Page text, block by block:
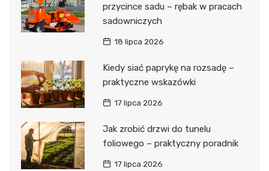
przycince sadu – rębak w pracach
sadowniczych
18 lipca 2026
Kiedy siać paprykę na rozsadę –
praktyczne wskazówki
17 lipca 2026
Jak zrobić drzwi do tunelu
foliowego – praktyczny poradnik
17 lipca 2026